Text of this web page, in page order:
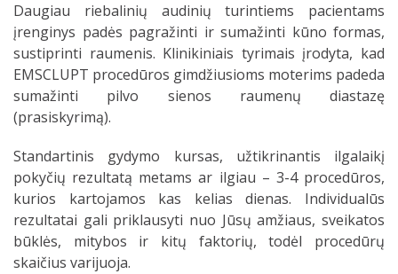
Daugiau riebalinių audinių turintiems pacientams
įrenginys padės pagražinti ir sumažinti kūno formas,
sustiprinti raumenis. Klinikiniais tyrimais įrodyta, kad
EMSCLUPT procedūros gimdžiusioms moterims padeda
sumažinti pilvo sienos raumenų diastazę
(prasiskyrimą).
Standartinis gydymo kursas, užtikrinantis ilgalaikį
pokyčių rezultatą metams ar ilgiau – 3-4 procedūros,
kurios kartojamos kas kelias dienas. Individualūs
rezultatai gali priklausyti nuo Jūsų amžiaus, sveikatos
būklės, mitybos ir kitų faktorių, todėl procedūrų
skaičius varijuoja.